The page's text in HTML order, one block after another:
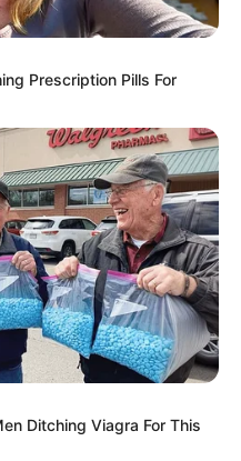
Prescription Pills For
Ditching Viagra For This